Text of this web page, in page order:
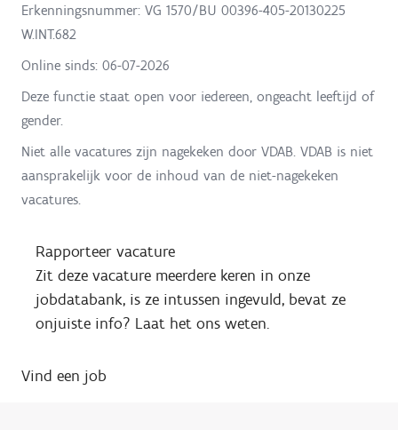
Erkenningsnummer: VG 1570/BU 00396-405-20130225
W.INT.682
Online sinds: 06-07-2026
Deze functie staat open voor iedereen, ongeacht leeftijd of
gender.
Niet alle vacatures zijn nagekeken door VDAB. VDAB is niet
aansprakelijk voor de inhoud van de niet-nagekeken
vacatures.
Rapporteer vacature
Zit deze vacature meerdere keren in onze
jobdatabank, is ze intussen ingevuld, bevat ze
onjuiste info? Laat het ons weten.
Vind een job